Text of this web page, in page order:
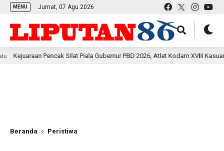
MENU Jumat, 07 Agu 2026
Silat Piala Gubernur PBD 2026, Atlet Kodam XVIII Kasuari Torehkan
Beranda Peristiwa